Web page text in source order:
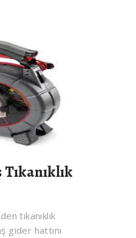
tıkanıklık
gider hattını